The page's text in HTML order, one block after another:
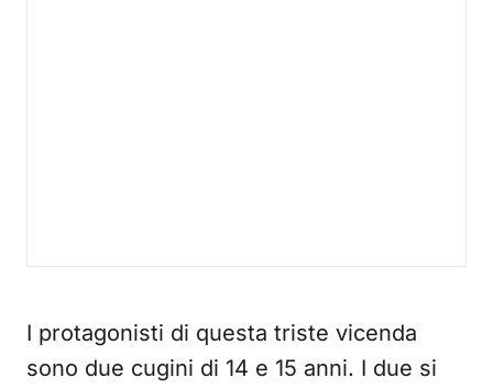
I protagonisti di questa triste vicenda
sono due cugini di 14 e 15 anni. I due si